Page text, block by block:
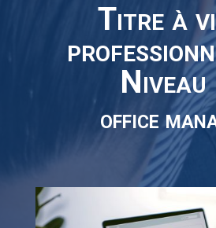
Titre à
office